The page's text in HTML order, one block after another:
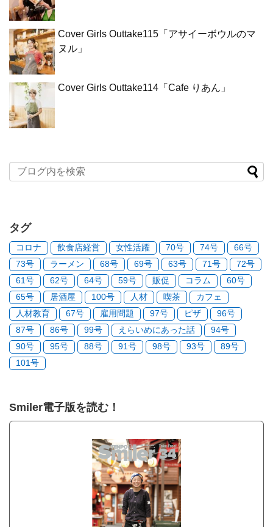
Cover Girls Outtake115「アサイーボウルのマ
ヌル」
Cover Girls Outtake114「Cafe りあん」
タグ
コロナ 飲食店経営 女性活躍 70号 74号
66号
73号
ラーメン 68号 69号 63号 71号
72号
61号
62号 64号 59号 販促 コラム
60号
65号
居酒屋 100号 人材 喫茶
カフェ
人材教育
67号 雇用問題 97号 ピザ
96号
87号
86号 99号 えらいめにあった話
94号
90号
95号 88号 91号 98号 93号
89号
101号
Smiler電子版を読む！